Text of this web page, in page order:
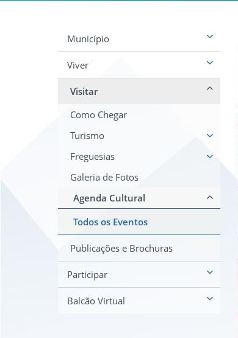
Município
Viver
Visitar
Como Chegar
Turismo
Freguesias
Galeria de Fotos
Agenda Cultural
Todos os Eventos
Publicações e Brochuras
Participar
Balcão Virtual